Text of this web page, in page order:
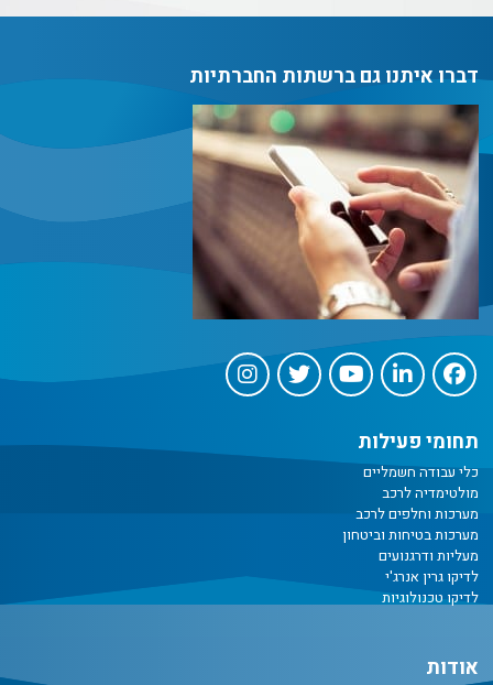
דברו איתנו גם ברשתות החברתיות
תחומי פעילות
כלי עבודה חשמליים
מולטימדיה לרכב
מערכות וחלפים לרכב
מערכות בטיחות וביטחון
מעליות ודרגנועים
לדיקו גרין אנרג'י
לדיקו טכנולוגיות
אודות